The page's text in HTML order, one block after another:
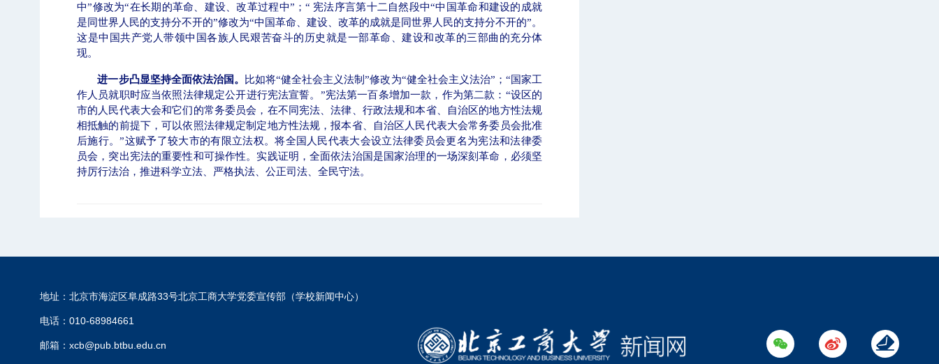
中”修改为“在长期的革命、建设、改革过程中”；“ 宪法序言第十二自然段中“中国革命和建设的成就
是同世界人民的支持分不开的”修改为“中国革命、建设、改革的成就是同世界人民的支持分不开的”。
这是中国共产党人带领中国各族人民艰苦奋斗的历史就是一部革命、建设和改革的三部曲的充分体
现。
进一步凸显坚持全面依法治国。
比如将“健全社会主义法制”修改为“健全社会主义法治”；“国家工
作人员就职时应当依照法律规定公开进行宪法宣誓。”宪法第一百条增加一款，作为第二款：“设区的
市的人民代表大会和它们的常务委员会，在不同宪法、法律、行政法规和本省、自治区的地方性法规
相抵触的前提下，可以依照法律规定制定地方性法规，报本省、自治区人民代表大会常务委员会批准
后施行。”这赋予了较大市的有限立法权。将全国人民代表大会设立法律委员会更名为宪法和法律委
员会，突出宪法的重要性和可操作性。实践证明，全面依法治国是国家治理的一场深刻革命，必须坚
持厉行法治，推进科学立法、严格执法、公正司法、全民守法。
地址：北京市海淀区阜成路33号北京工商大学党委宣传部（学校新闻中心）
电话：010-68984661
邮箱：xcb@pub.btbu.edu.cn